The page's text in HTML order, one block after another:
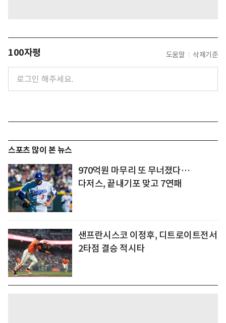
100자평 도움말 삭제기준
스포츠 많이 본 뉴스
970억원 마무리 또 무너졌다…
다저스, 끝내기포 맞고 7연패
샌프란시스코 이정후, 디트로이트전서
2타점 결승 적시타